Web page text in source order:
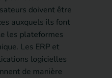
doivent être
auxquels ils font
les plateformes
Les ERP et
logicielles
de manière